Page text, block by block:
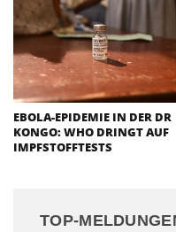
EBOLA-EPIDEMIE IN DER DR
KONGO: WHO DRINGT AUF
IMPFSTOFFTESTS
TOP-